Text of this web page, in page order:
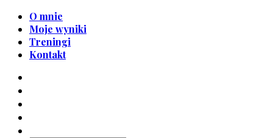
O mnie
Moje wyniki
Treningi
Kontakt